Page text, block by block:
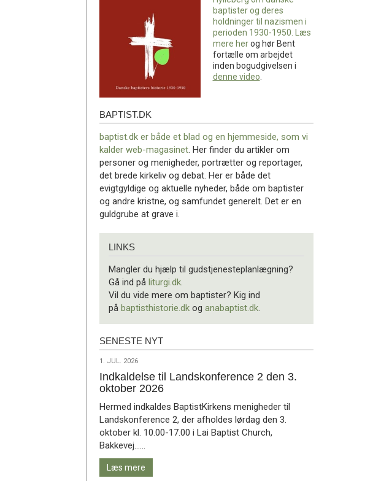
baptister og deres
holdninger til nazismen i
perioden 1930-1950. Læs
mere herog hør Bent
fortælle om arbejdet
inden bogudgivelsen i
denne video.
baptist.dk
BAPTIST.DK
baptist.dk er både et blad og en hjemmeside, som vi
kalder web-magasinet . Her finder du artikler om
personer og menigheder, portrætter og reportager,
det brede kirkeliv og debat. Her er både det
evigtgyldige og aktuelle nyheder, både om baptister
og andre kristne, og samfundet generelt. Det er en
guldgrube at grave i.
LINKS
Mangler du hjælp til gudstjenesteplanlægning?
Gå ind på liturgi.dk
Vil du vide mere om baptister? Kig ind
på baptisthistorie.dk og anabaptist.dk
Seneste
SENESTE NYT
1.
jul.
2026
1. JUL. 2026
Indkaldelse til Landskonference 2 den 3.
oktober 2026
Hermed indkaldes BaptistKirkens menigheder til
Landskonference 2, der afholdes lørdag den 3.
oktober kl. 10.00-17.00 i Lai Baptist Church,
Bakkevej……
mere
Læs mere